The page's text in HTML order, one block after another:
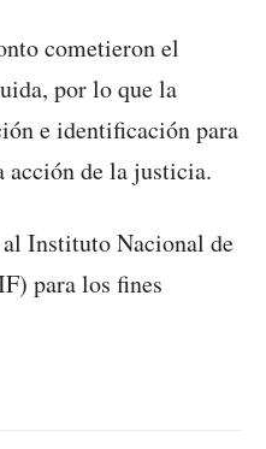
cometieron el
por lo que la
e identificación para
acción de la justicia.
Instituto Nacional de
para los fines